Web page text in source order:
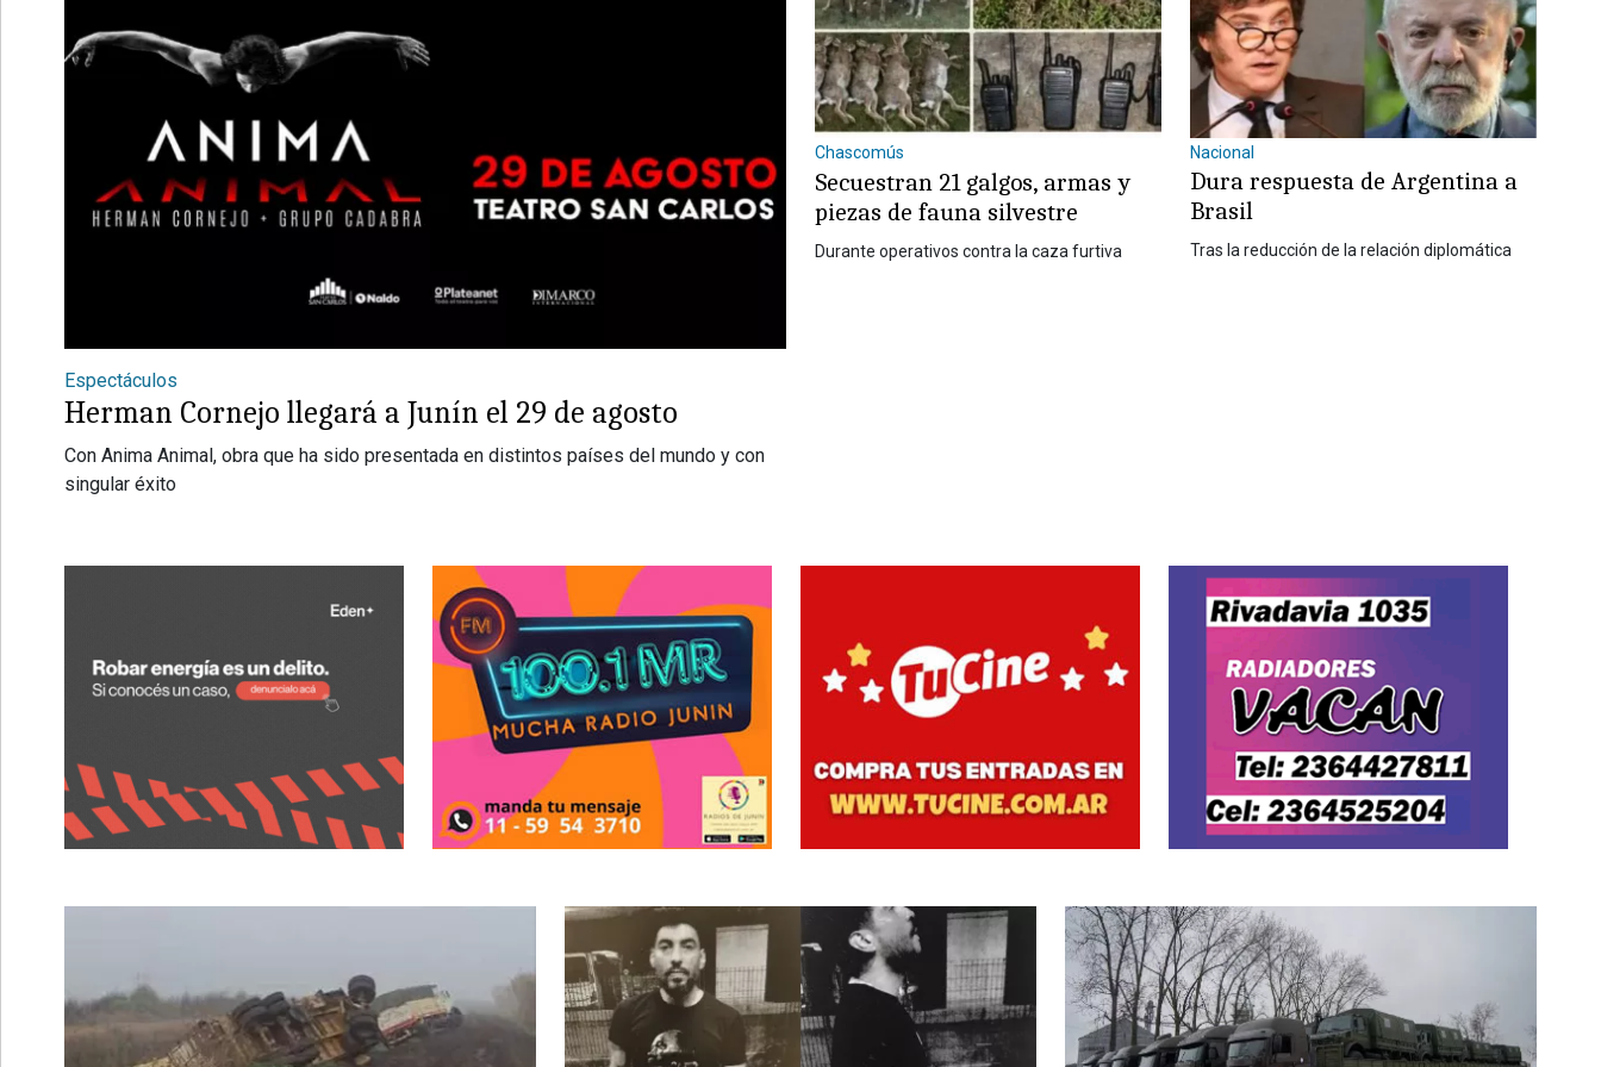
Espectáculos
Herman Cornejo llegará a Junín el 29 de agosto
Con Anima Animal, obra que ha sido presentada en distintos países del mundo y con
singular éxito
Chascomús
Secuestran 21 galgos, armas y
piezas de fauna silvestre
Durante operativos contra la caza furtiva
Nacional
Dura respuesta de Argentina a
Brasil
Tras la reducción de la relación diplomática